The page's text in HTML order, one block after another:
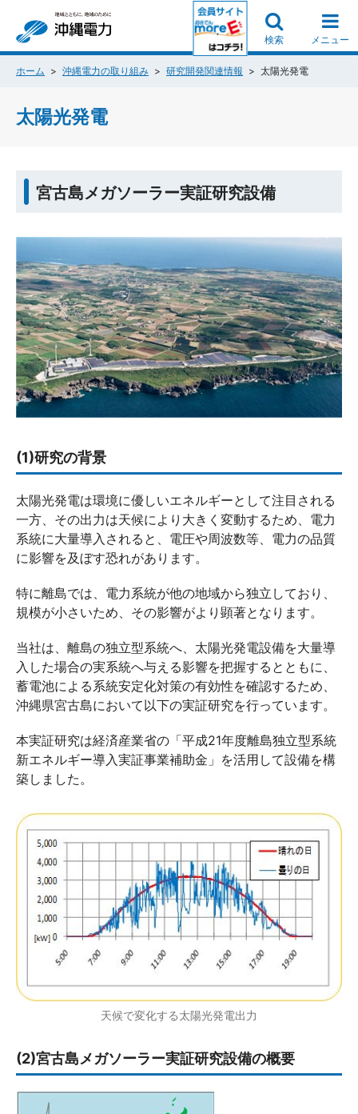
検索 メニュー
ホーム 沖縄電力の取り組み 研究開発関連情報 太陽光発電
太陽光発電
宮古島メガソーラー実証研究設備
(1)研究の背景
太陽光発電は環境に優しいエネルギーとして注目される
一方、その出力は天候により大きく変動するため、電力
系統に大量導入されると、電圧や周波数等、電力の品質
に影響を及ぼす恐れがあります。
特に離島では、電力系統が他の地域から独立しており、
規模が小さいため、その影響がより顕著となります。
当社は、離島の独立型系統へ、太陽光発電設備を大量導
入した場合の実系統へ与える影響を把握するとともに、
蓄電池による系統安定化対策の有効性を確認するため、
沖縄県宮古島において以下の実証研究を行っています。
本実証研究は経済産業省の「平成21年度離島独立型系統
新エネルギー導入実証事業補助金」を活用して設備を構
築しました。
天候で変化する太陽光発電出力
(2)宮古島メガソーラー実証研究設備の概要